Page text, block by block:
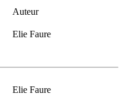
Auteur
Elie Faure
Elie Faure